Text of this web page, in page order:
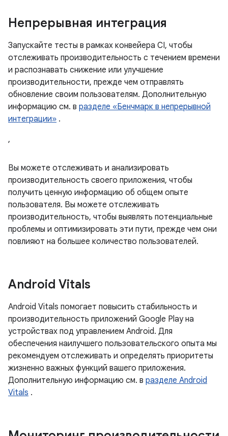
Непрерывная интеграция
Запускайте тесты в рамках конвейера CI, чтобы
отслеживать производительность с течением времени
и распознавать снижение или улучшение
производительности, прежде чем отправлять
обновление своим пользователям. Дополнительную
информацию см. в разделе «Бенчмарк в непрерывной
интеграции» .
,
Вы можете отслеживать и анализировать
производительность своего приложения, чтобы
получить ценную информацию об общем опыте
пользователя. Вы можете отслеживать
производительность, чтобы выявлять потенциальные
проблемы и оптимизировать эти пути, прежде чем они
повлияют на большее количество пользователей.
Android Vitals
Android Vitals помогает повысить стабильность и
производительность приложений Google Play на
устройствах под управлением Android. Для
обеспечения наилучшего пользовательского опыта мы
рекомендуем отслеживать и определять приоритеты
жизненно важных функций вашего приложения.
Дополнительную информацию см. в разделе Android
Vitals .